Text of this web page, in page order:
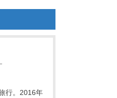
行。2016年